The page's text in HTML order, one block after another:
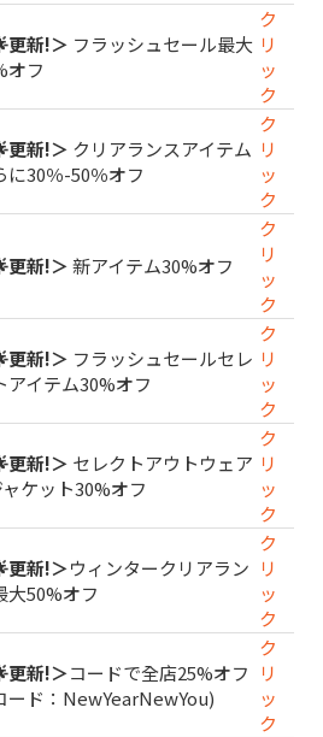
更新!＞ フラッシュセール最大
オフ
ク
リ
ッ
ク
更新!＞ クリアランスアイテム
に30％-50％オフ
ク
リ
ッ
ク
更新!＞新アイテム30%オフ
ク
リ
ッ
ク
更新!＞ フラッシュセールセレ
アイテム30%オフ
ク
リ
ッ
ク
更新!＞ セレクトアウトウェア
ケット30%オフ
ク
リ
ッ
ク
更新!＞ウィンタークリアラン
大50%オフ
ク
リ
ッ
ク
更新!＞コードで全店25%オフ
ード：NewYearNewYou)
ク
リ
ッ
ク